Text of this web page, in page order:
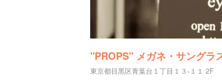
"PROPS" メガネ・サングラ
東京都目黒区青葉台１丁目１３-１１ 2F